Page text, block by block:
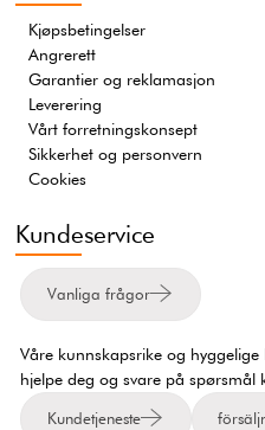
Kjøpsbetingelser
Angrerett
Garantier og reklamasjon
Leverering
Vårt forretningskonsept
Sikkerhet og personvern
Cookies
Kundeservice
Vanliga frågor
Våre kunnskapsrike og
hjelpe deg og svare på spørsmål
Kundetjeneste